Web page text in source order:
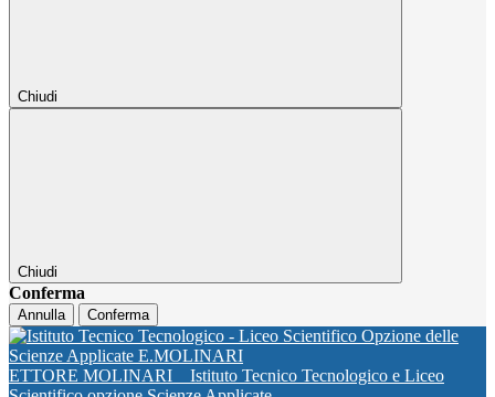
Chiudi
Chiudi
Conferma
Annulla Conferma
ETTORE MOLINARI
Istituto Tecnico Tecnologico e Liceo